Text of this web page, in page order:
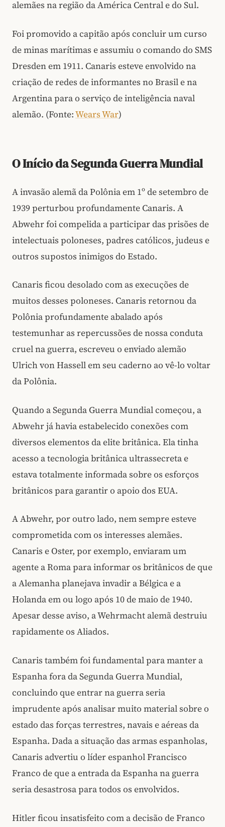
alemães na região da América Central e do Sul.
Foi promovido a capitão após concluir um curso
de minas marítimas e assumiu o comando do SMS
Dresden em 1911. Canaris esteve envolvido na
criação de redes de informantes no Brasil e na
Argentina para o serviço de inteligência naval
alemão. (Fonte:Wears War)
O Início da Segunda Guerra Mundial
A invasão alemã da Polônia em 1º de setembro de
1939 perturbou profundamente Canaris. A
Abwehr foi compelida a participar das prisões de
intelectuais poloneses, padres católicos, judeus e
outros supostos inimigos do Estado.
Canaris ficou desolado com as execuções de
muitos desses poloneses. Canaris retornou da
Polônia profundamente abalado após
testemunhar as repercussões de nossa conduta
cruel na guerra, escreveu o enviado alemão
Ulrich von Hassell em seu caderno ao vê-lo voltar
da Polônia.
Quando a Segunda Guerra Mundial começou, a
Abwehr já havia estabelecido conexões com
diversos elementos da elite britânica. Ela tinha
acesso a tecnologia britânica ultrassecreta e
estava totalmente informada sobre os esforços
britânicos para garantir o apoio dos EUA.
A Abwehr, por outro lado, nem sempre esteve
comprometida com os interesses alemães.
Canaris e Oster, por exemplo, enviaram um
agente a Roma para informar os britânicos de que
a Alemanha planejava invadir a Bélgica e a
Holanda em ou logo após 10 de maio de 1940.
Apesar desse aviso, a Wehrmacht alemã destruiu
rapidamente os Aliados.
Canaris também foi fundamental para manter a
Espanha fora da Segunda Guerra Mundial,
concluindo que entrar na guerra seria
imprudente após analisar muito material sobre o
estado das forças terrestres, navais e aéreas da
Espanha. Dada a situação das armas espanholas,
Canaris advertiu o líder espanhol Francisco
Franco de que a entrada da Espanha na guerra
seria desastrosa para todos os envolvidos.
Hitler ficou insatisfeito com a decisão de Franco